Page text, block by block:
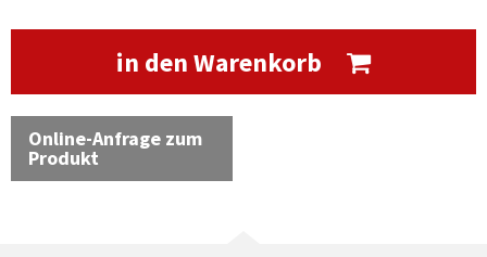
in den Warenkorb
Online-Anfrage zum
Produkt